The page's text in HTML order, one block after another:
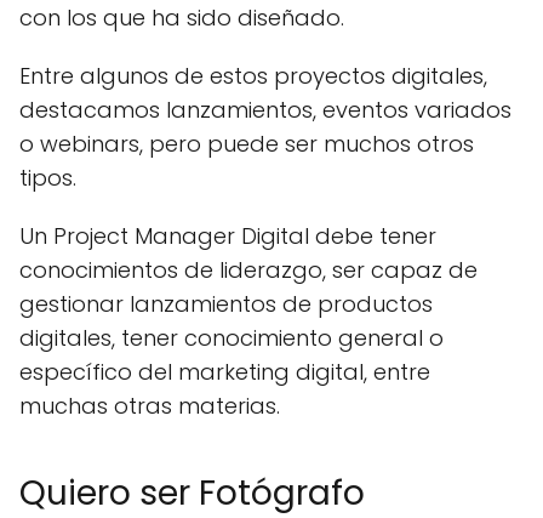
con los que ha sido diseñado.
Entre algunos de estos proyectos digitales,
destacamos lanzamientos, eventos variados
o webinars, pero puede ser muchos otros
tipos.
Un Project Manager Digital debe tener
conocimientos de liderazgo, ser capaz de
gestionar lanzamientos de productos
digitales, tener conocimiento general o
específico del marketing digital, entre
muchas otras materias.
Quiero ser Fotógrafo